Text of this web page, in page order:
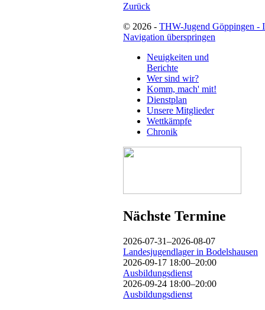
Zurück
© 2026 - THW-Jugend Göppingen -
Navigation überspringen
Neuigkeiten und
Berichte
Wer sind wir?
Komm, mach' mit!
Dienstplan
Unsere Mitglieder
Wettkämpfe
Chronik
Nächste Termine
2026-07-31–2026-08-07
Landesjugendlager in Bodelshausen
2026-09-17 18:00–20:00
Ausbildungsdienst
2026-09-24 18:00–20:00
Ausbildungsdienst